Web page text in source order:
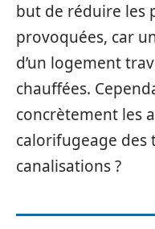
but de réduire les
provoquées, car
d’un logement
chauffées.
concrètement les
calorifugeage des
canalisations ?